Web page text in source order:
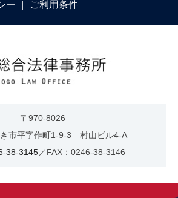
ー
ご利用条件
〒970-8026
市平字作町1-9-3 村山ビル4-A
38-3145／FAX：0246-38-3146